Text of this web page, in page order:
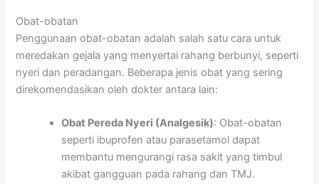
Obat-obatan
Penggunaan obat-obatan adalah salah satu cara untuk
meredakan gejala yang menyertai rahang berbunyi, seperti
nyeri dan peradangan. Beberapa jenis obat yang sering
direkomendasikan oleh dokter antara lain:
Obat Pereda Nyeri (Analgesik): Obat-obatan
seperti ibuprofen atau parasetamol dapat
membantu mengurangi rasa sakit yang timbul
akibat gangguan pada rahang dan TMJ.